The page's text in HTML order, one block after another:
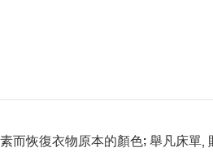
而恢復衣物原本的顏色; 舉凡床單,